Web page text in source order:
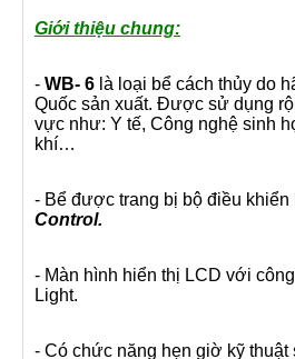
Giới thiệu chung:
- WB- 6 là loại bể cách thủy do
Quốc sản xuất. Được sử dụng
vực như: Y tế, Công nghệ sinh
khí…
- Bể được trang bị bộ điều khiển
Control.
- Màn hình hiển thị LCD với
Light.
- Có chức năng hẹn giờ kỹ